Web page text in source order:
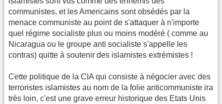
communistes, et les Americains sont obsédés par la
menace communiste au point de s'attaquer à n'importe
quel régime socialiste plus ou moins modéré ( comme au
Nicaragua ou le groupe anti socialiste s'appelle les
contras) quitte à soutenir des islamistes extrémistes !
Cette politique de la CIA qui consiste à négocier avec des
terroristes islamistes au nom de la folie anticommuniste ira
très loin, c'est une grave erreur historique des Etats Unis